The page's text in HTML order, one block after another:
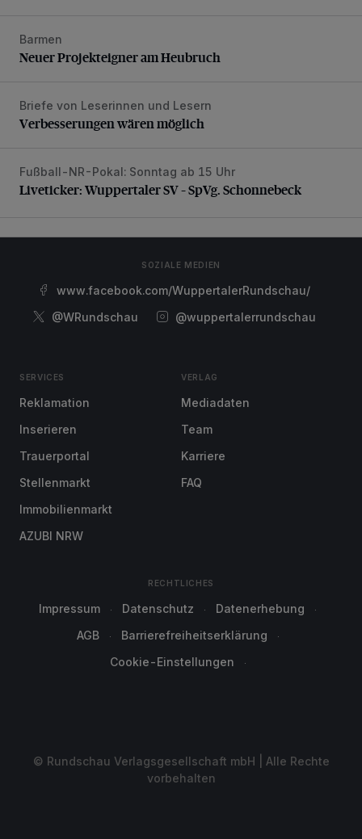
Neuer Projekteigner am Heubruch
Barmen
Neuer Projekteigner am Heubruch
Verbesserungen wären möglich
Briefe von Leserinnen und Lesern
Verbesserungen wären möglich
Liveticker: Wuppertaler SV – SpVg. Schonnebeck
Fußball-NR-Pokal: Sonntag ab 15 Uhr
Liveticker: Wuppertaler SV – SpVg. Schonnebeck
SOZIALE MEDIEN
www.facebook.com/WuppertalerRundschau/
@WRundschau
@wuppertalerrundschau
SERVICES
Reklamation
Inserieren
Trauerportal
Stellenmarkt
Immobilienmarkt
AZUBI NRW
VERLAG
Mediadaten
Team
Karriere
FAQ
RECHTLICHES
Impressum Datenschutz
Datenerhebung
AGB
Barrierefreiheitserklärung
Cookie-Einstellungen
© Rundschau Verlagsgesellschaft mbH | Alle Rechte
vorbehalten